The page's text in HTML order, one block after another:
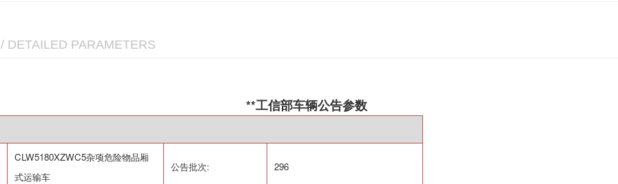
/ DETAILED PARAMETERS
**工信部车辆公告参数
CLW5180XZWC5杂项危险物品厢
式运输车
公告批次: 296